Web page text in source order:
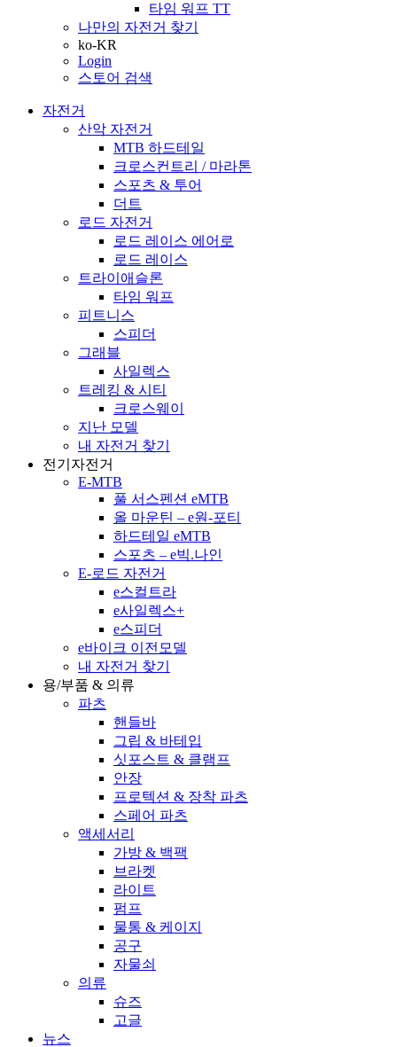
타임 워프 TT
나만의 자전거 찾기
ko-KR
Login
스토어 검색
자전거
산악 자전거
MTB 하드테일
크로스컨트리 / 마라톤
스포츠 & 투어
더트
로드 자전거
로드 레이스 에어로
로드 레이스
트라이애슬론
타임 워프
피트니스
스피더
그래블
사일렉스
트레킹 & 시티
크로스웨이
지난 모델
내 자전거 찾기
전기자전거
E-MTB
풀 서스펜션 eMTB
올 마운틴 – e원-포티
하드테일 eMTB
스포츠 – e빅.나인
E-로드 자전거
e스컬트라
e사일렉스+
e스피더
e바이크 이전모델
내 자전거 찾기
용/부품 & 의류
파츠
핸들바
그립 & 바테입
싯포스트 & 클램프
안장
프로텍션 & 장착 파츠
스페어 파츠
액세서리
가방 & 백팩
브라켓
라이트
펌프
물통 & 케이지
공구
자물쇠
의류
슈즈
고글
뉴스